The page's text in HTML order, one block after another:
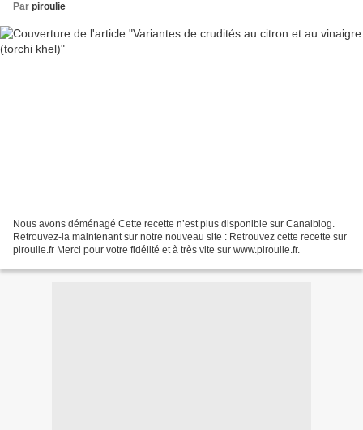
Par piroulie
Nous avons déménagé Cette recette n’est plus disponible sur Canalblog.
Retrouvez-la maintenant sur notre nouveau site : Retrouvez cette recette sur
piroulie.fr Merci pour votre fidélité et à très vite sur www.piroulie.fr.